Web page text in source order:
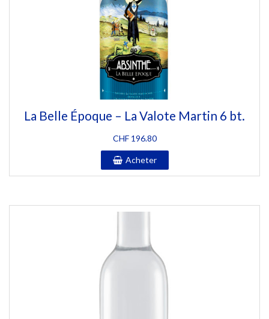
La Belle Époque – La Valote Martin 6 bt.
CHF196.80
Acheter